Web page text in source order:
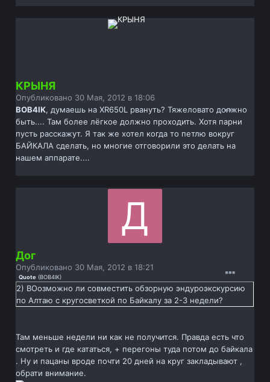
КРЫНЯ
Опубликовано 30 Мая, 2012 в 18:06
BOB4IK, думаешь на XR650L рвануть? Тяжеловато должно
быть.... Там более лёгкое должно проходить. Хотя парни
пусть расскажут. Я так же хотел когда то петлю вокруг
БАЙКАЛА сделать, но многие отговорили это делать на
нашем аппарате....
Дог
Опубликовано 30 Мая, 2012 в 18:21
Quote (BOB4IK)
2) ВОозможно ли совместить обзорную эндуроэкскурсию
по Алтаю с кругосветкой по Байкалу за 2-3 недели?
Там меньше недели ни как не получится. Правда есть что
смотреть и где кататься, + перегоны туда потом до байкала
. Ну и пацаны вроде почти 20 дней на круг закладывают ,
обрати внимание.